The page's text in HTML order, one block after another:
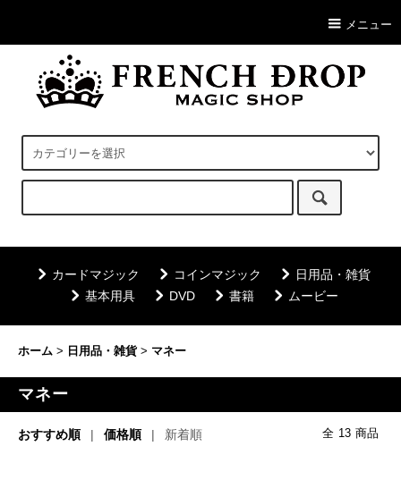
メニュー
カードマジック コインマジック
日用品・雑貨
基本用具
DVD 書籍 ムービー
ホーム > 日用品・雑貨 > マネー
マネー
おすすめ順 価格順 新着順 全 13 商品